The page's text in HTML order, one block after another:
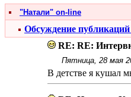
"Натали" on-line
Обсуждение
RE: RE:
Пятница, 28 мая
В детстве я кушал